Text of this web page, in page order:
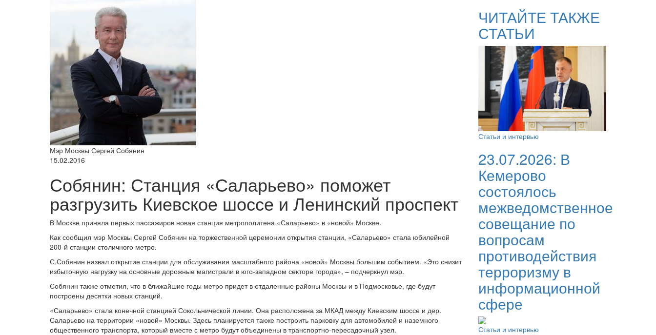
Мэр Москвы Сергей Собянин
15.02.2016
Собянин: Станция «Саларьево» поможет
разгрузить Киевское шоссе и Ленинский проспект
В Москве приняла первых пассажиров новая станция метрополитена «Саларьево» в «новой» Москве.
Как сообщил мэр Москвы Сергей Собянин на торжественной церемонии открытия станции, «Саларьево» стала юбилейной
200-й станции столичного метро.
С.Собянин назвал открытие станции для обслуживания масштабного района «новой» Москвы большим событием. «Это снизит
избыточную нагрузку на основные дорожные магистрали в юго-западном секторе города», – подчеркнул мэр.
Собянин также отметил, что в ближайшие годы метро придет в отдаленные районы Москвы и в Подмосковье, где будут
построены десятки новых станций.
«Саларьево» стала конечной станцией Сокольнической линии. Она расположена за МКАД между Киевским шоссе и дер.
Саларьево на территории «новой» Москвы. Здесь планируется также построить парковку для автомобилей и наземного
общественного транспорта, который вместе с метро будут объединены в транспортно-пересадочный узел.
ЧИТАЙТЕ ТАКЖЕ
СТАТЬИ
Статьи и интервью
23.07.2026: В
Кемерово
состоялось
межведомственное
совещание по
вопросам
противодействия
терроризму в
информационной
сфере
Статьи и интервью